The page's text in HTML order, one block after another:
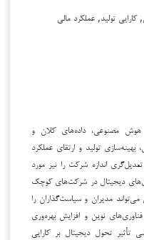
تولید, عملکرد مالی
هوش مصنوعی، داده‌های کلان و
بهینه‌سازی تولید و ارتقای عملکرد
اندازه شرکت را نیز مورد
دیجیتال در شرکت‌های کوچک
مدیران و سیاست‌گذاران را
نوین و افزایش بهره‌وری
تأثیر تحول دیجیتال بر کارایی